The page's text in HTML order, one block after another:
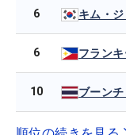
6 キム・
6 フラン
10 ブーン